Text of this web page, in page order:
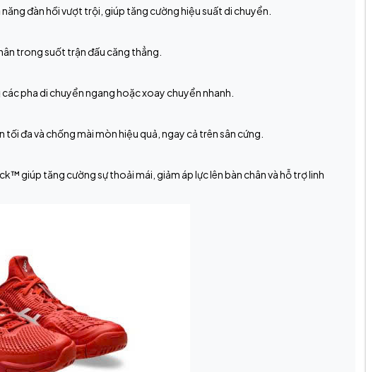
đàn hồi vượt trội, giúp tăng cường hiệu suất di chuyển.
trong suốt trận đấu căng thẳng.
pha di chuyển ngang hoặc xoay chuyển nhanh.
đa và chống mài mòn hiệu quả, ngay cả trên sân cứng.
giúp tăng cường sự thoải mái, giảm áp lực lên bàn chân và hỗ trợ linh